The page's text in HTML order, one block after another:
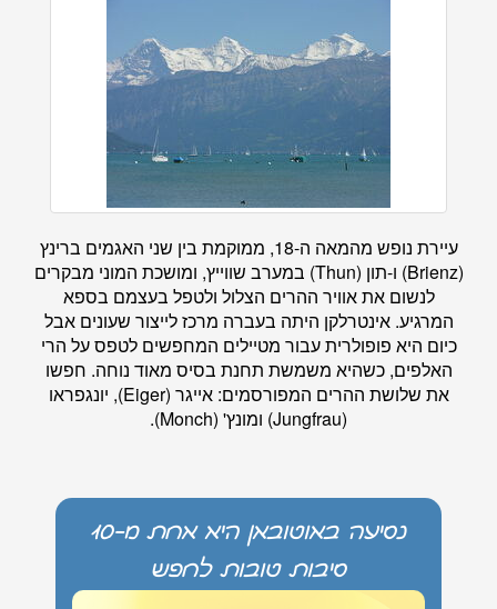
עיירת נופש מהמאה ה-18, ממוקמת בין שני האגמים ברינץ
(Brienz) ו-תון (Thun) במערב שווייץ, ומושכת המוני מבקרים
לנשום את אוויר ההרים הצלול ולטפל בעצמם בספא
המרגיע. אינטרלקן היתה בעברה מרכז לייצור שעונים אבל
כיום היא פופולרית עבור מטיילים המחפשים לטפס על הרי
האלפים, כשהיא משמשת תחנת בסיס מאוד נוחה. חפשו
את שלושת ההרים המפורסמים: אייגר (Eiger), יונגפראו
(Jungfrau) ומונץ' (Monch).
נסיעה באוטובאן היא אחת מ-10
סיבות טובות לחפש